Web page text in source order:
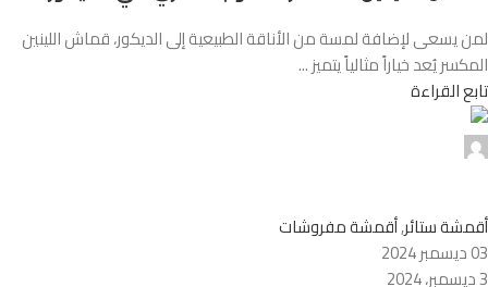
لمن يسعى لإضافة لمسة من الأناقة الطبيعية إلى الديكور، قماش اللينين
المكسر يُعد خياراً مثالياً يتميز ...
تابع القراءة
أقمشة ستائر,أقمشة مفروشات
03 ديسمبر 2024
3 ديسمبر، 2024